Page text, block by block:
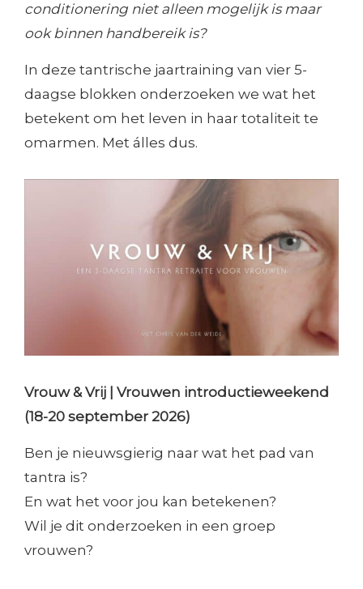
conditionering niet alleen mogelijk is maar
ook binnen handbereik is?
In deze tantrische jaartraining van vier 5-
daagse blokken onderzoeken we wat het
betekent om het leven in haar totaliteit te
omarmen. Met álles dus.
Vrouw & Vrij | Vrouwen introductieweekend
(18-20 september 2026)
Ben je nieuwsgierig naar wat het pad van
tantra is?
En wat het voor jou kan betekenen?
Wil je dit onderzoeken in een groep
vrouwen?